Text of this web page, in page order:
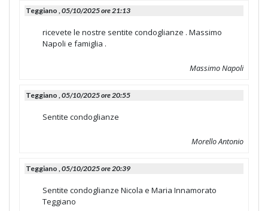
Teggiano ,05/10/2025 ore 21:13
ricevete le nostre sentite condoglianze . Massimo
Napoli e famiglia .
Massimo Napoli
Teggiano ,05/10/2025 ore 20:55
Sentite condoglianze
Morello Antonio
Teggiano ,05/10/2025 ore 20:39
Sentite condoglianze Nicola e Maria Innamorato
Teggiano